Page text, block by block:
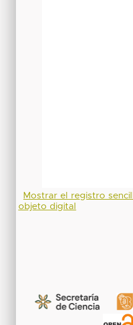
Mostrar el registro
objeto digital